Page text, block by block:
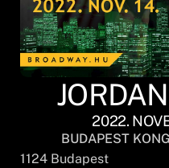
2022.
BUDAPEST
1124 Budapest